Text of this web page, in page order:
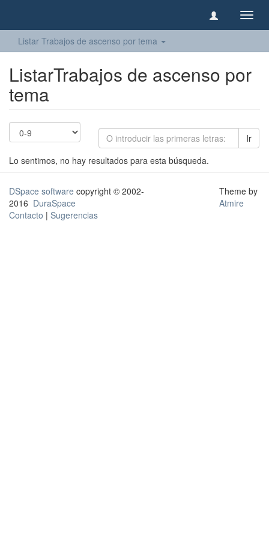
Listar Trabajos de ascenso por tema
ListarTrabajos de ascenso por
tema
Ir
Lo sentimos, no hay resultados para esta búsqueda.
DSpace software copyright © 2002-
2016 DuraSpace
Contacto | Sugerencias
Theme by
Atmire